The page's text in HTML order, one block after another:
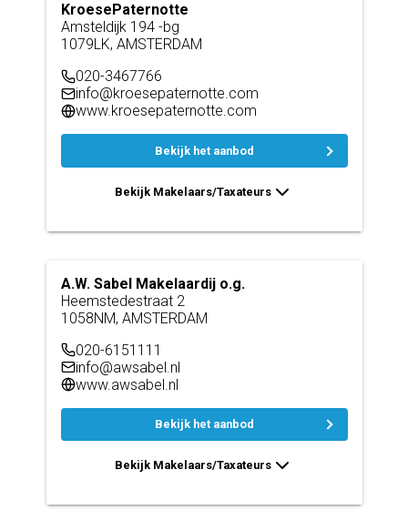
KroesePaternotte
Amsteldijk 194 -bg
1079LK, AMSTERDAM
020-3467766
info@kroesepaternotte.com
www.kroesepaternotte.com
Bekijk het aanbod
Bekijk Makelaars/Taxateurs
A.W. Sabel Makelaardij o.g.
Heemstedestraat 2
1058NM, AMSTERDAM
020-6151111
info@awsabel.nl
www.awsabel.nl
Bekijk het aanbod
Bekijk Makelaars/Taxateurs